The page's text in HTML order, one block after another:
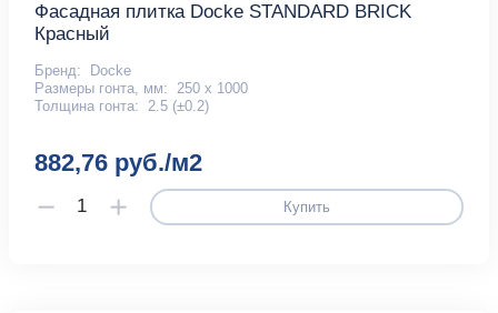
Фасадная плитка Docke STANDARD BRICK
Красный
Бренд:
Docke
Размеры гонта, мм: 250 х 1000
Толщина гонта: 2.5 (±0.2)
882,76 руб./м2
Купить